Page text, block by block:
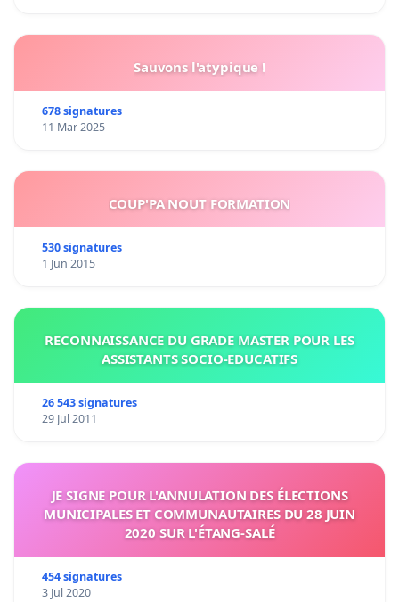
Sauvons l'atypique !
678 signatures
11 Mar 2025
COUP'PA NOUT FORMATION
530 signatures
1 Jun 2015
RECONNAISSANCE DU GRADE MASTER POUR LES
ASSISTANTS SOCIO-EDUCATIFS
26 543 signatures
29 Jul 2011
JE SIGNE POUR L'ANNULATION DES ÉLECTIONS
MUNICIPALES ET COMMUNAUTAIRES DU 28 JUIN
2020 SUR L'ÉTANG-SALÉ
454 signatures
3 Jul 2020